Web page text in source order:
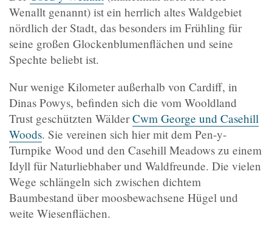
Wenallt genannt) ist ein herrlich altes Waldgebiet
nördlich der Stadt, das besonders im Frühling für
seine großen Glockenblumenflächen und seine
Spechte beliebt ist.
Nur wenige Kilometer außerhalb von Cardiff, in
Dinas Powys, befinden sich die vom Wooldland
Trust geschützten WälderCwm George und Casehill
Woods. Sie vereinen sich hier mit dem Pen-y-
Turnpike Wood und den Casehill Meadows zu einem
Idyll für Naturliebhaber und Waldfreunde. Die vielen
Wege schlängeln sich zwischen dichtem
Baumbestand über moosbewachsene Hügel und
weite Wiesenflächen.